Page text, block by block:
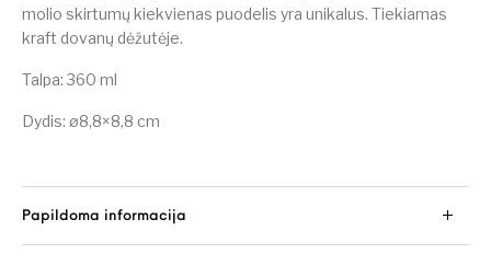
molio skirtumų kiekvienas puodelis yra unikalus. Tiekiamas
kraft dovanų dėžutėje.
Talpa: 360 ml
Dydis: ø8,8×8,8 cm
Papildoma informacija